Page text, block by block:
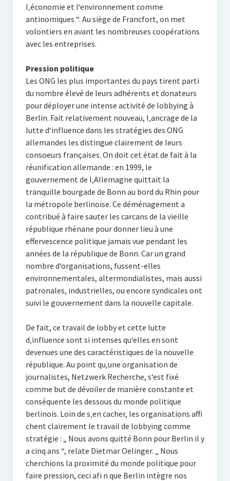
l‚économie et l‘environnement comme
antinomiques “. Au siège de Francfort, on met
volontiers en avant les nombreuses coopérations
avec les entreprises.
Pression politique
Les ONG les plus importantes du pays tirent parti
du nombre élevé de leurs adhérents et donateurs
pour déployer une intense activité de lobbying à
Berlin. Fait relativement nouveau, l‚ancrage de la
lutte d‘influence dans les stratégies des ONG
allemandes les distingue clairement de leurs
consoeurs françaises. On doit cet état de fait à la
réunification allemande : en 1999, le
gouvernement de l‚Allemagne quittait la
tranquille bourgade de Bonn au bord du Rhin pour
la métropole berlinoise. Ce déménagement a
contribué à faire sauter les carcans de la vieille
république rhénane pour donner lieu à une
effervescence politique jamais vue pendant les
années de la république de Bonn. Car un grand
nombre d‘organisations, fussent-elles
environnementales, altermondialistes, mais aussi
patronales, industrielles, ou encore syndicales ont
suivi le gouvernement dans la nouvelle capitale.
De fait, ce travail de lobby et cette lutte
d‚influence sont si intenses qu‘elles en sont
devenues une des caractéristiques de la nouvelle
république. Au point qu‚une organisation de
journalistes, Netzwerk Recherche, s‘est fixé
comme but de dévoiler de manière constante et
conséquente les dessous du monde politique
berlinois. Loin de s‚en cacher, les organisations affi
chent clairement le travail de lobbying comme
stratégie : „ Nous avons quitté Bonn pour Berlin il y
a cinq ans “, relate Dietmar Oelinger. „ Nous
cherchions la proximité du monde politique pour
faire pression, ceci afi n que Berlin intègre nos